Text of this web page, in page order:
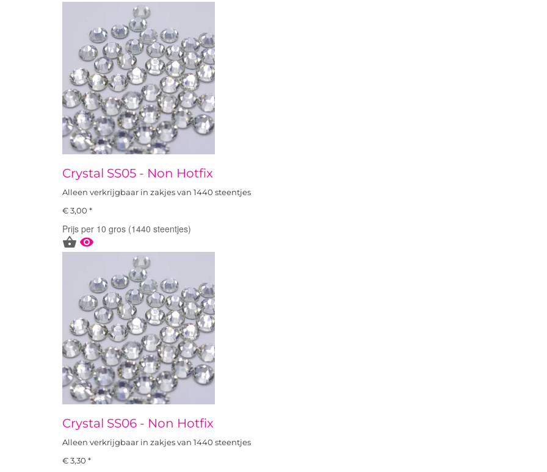
Crystal SS05 - Non Hotfix
Alleen verkrijgbaar in zakjes van 1440 steentjes
€ 3,00 *
Prijs per 10 gros (1440 steentjes)
 
Crystal SS06 - Non Hotfix
Alleen verkrijgbaar in zakjes van 1440 steentjes
€ 3,30 *